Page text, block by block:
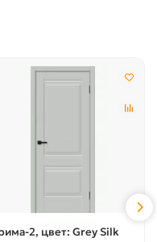
2, цвет: Grey Silk